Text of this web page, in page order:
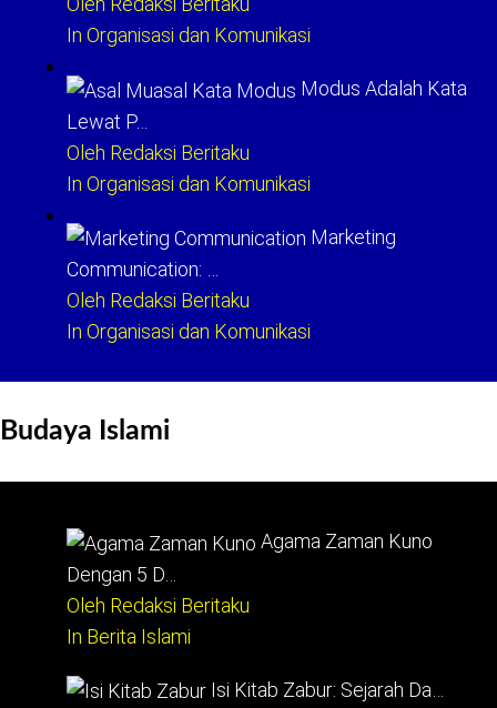
In Organisasi dan Komunikasi
Modus Adalah Kata
Lewat P…
Oleh Redaksi Beritaku
In Organisasi dan Komunikasi
Marketing
Communication: …
Oleh Redaksi Beritaku
In Organisasi dan Komunikasi
Budaya Islami
Agama Zaman Kuno
Dengan 5 D…
Oleh Redaksi Beritaku
In Berita Islami
Isi Kitab Zabur: Sejarah Da…